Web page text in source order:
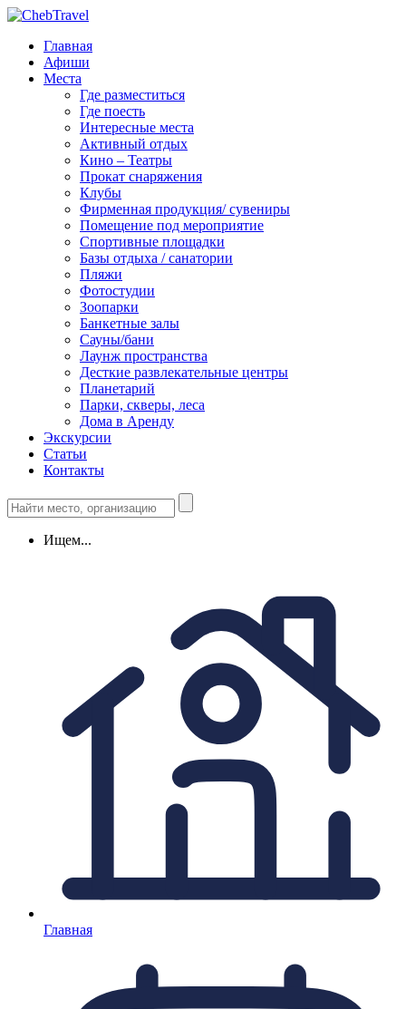
Главная
Афиши
Места
Где разместиться
Где поесть
Интересные места
Активный отдых
Кино – Театры
Прокат снаряжения
Клубы
Фирменная продукция/ сувениры
Помещение под мероприятие
Спортивные площадки
Базы отдыха / санатории
Пляжи
Фотостудии
Зоопарки
Банкетные залы
Сауны/бани
Лаунж пространства
Десткие развлекательные центры
Планетарий
Парки, скверы, леса
Дома в Аренду
Экскурсии
Статьи
Контакты
Ищем...
Главная